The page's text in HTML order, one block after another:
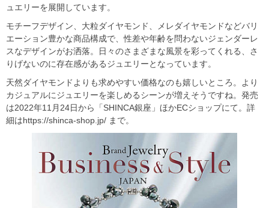
ュエリーを展開しています。
モチーフデザイン、大粒ダイヤモンド、メレダイヤモンドなどバリ
エーション豊かな商品構成で、性差や年齢を問わないジェンダーレ
スなデザインがお洒落。日々のさまざまな風景を彩ってくれる、さ
りげないのに存在感があるジュエリーとなっています。
天然ダイヤモンドよりも求めやすい価格なのも嬉しいところ。より
カジュアルにジュエリーを楽しめるシーンが増えそうですね。発売
は2022年11月24日から「SHINCA銀座」ほかECショップにて。詳
細はhttps://shinca-shop.jp/ まで。